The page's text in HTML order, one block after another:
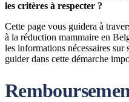
les critères à respecter ?
Cette page vous guidera à
à la réduction mammaire en
les informations nécessaires
guider dans cette démarche